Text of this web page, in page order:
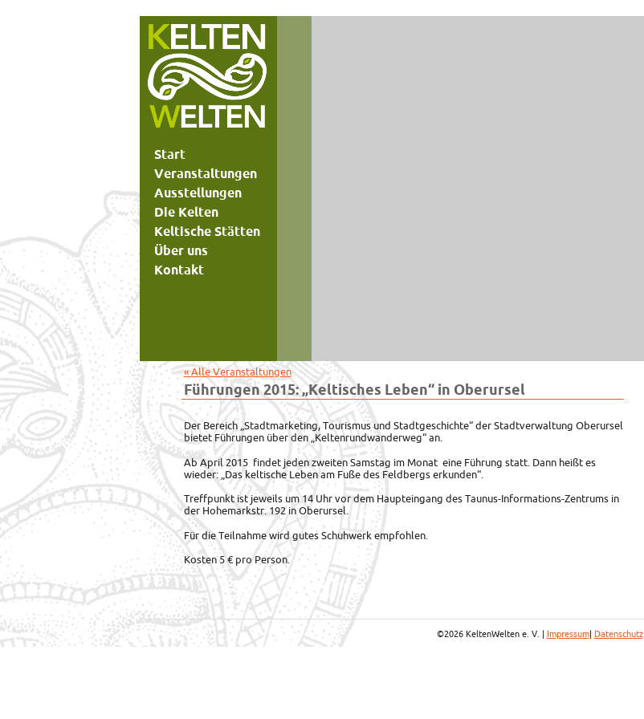
Start
Veranstaltungen
Ausstellungen
Die Kelten
Keltische Stätten
Über uns
Kontakt
« Alle Veranstaltungen
Führungen 2015: „Keltisches Leben“ in Oberursel
Der Bereich „Stadtmarketing, Tourismus und Stadtgeschichte“ der Stadtverwaltung Oberursel
bietet Führungen über den „Keltenrundwanderweg“ an.
Ab April 2015 findet jeden zweiten Samstag im Monat eine Führung statt. Dann heißt es
wieder: „Das keltische Leben am Fuße des Feldbergs erkunden“.
Treffpunkt ist jeweils um 14 Uhr vor dem Haupteingang des Taunus-Informations-Zentrums in
der Hohemarkstr. 192 in Oberursel.
Für die Teilnahme wird gutes Schuhwerk empfohlen.
Kosten 5 € pro Person.
©2026 KeltenWelten e. V. | Impressum| Datenschutz